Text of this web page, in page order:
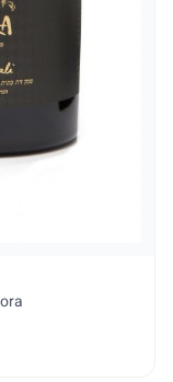
Ptora- שמן זית נבאלי 750 מ"ל